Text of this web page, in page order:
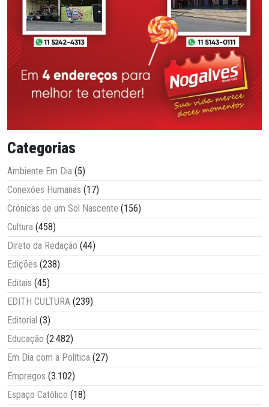
Categorias
Ambiente Em Dia (5)
Conexões Humanas (17)
Crônicas de um Sol Nascente (156)
Cultura (458)
Direto da Redação (44)
Edições (238)
Editais (45)
EDITH CULTURA (239)
Editorial (3)
Educação (2.482)
Em Dia com a Política (27)
Empregos (3.102)
Espaço Católico (18)